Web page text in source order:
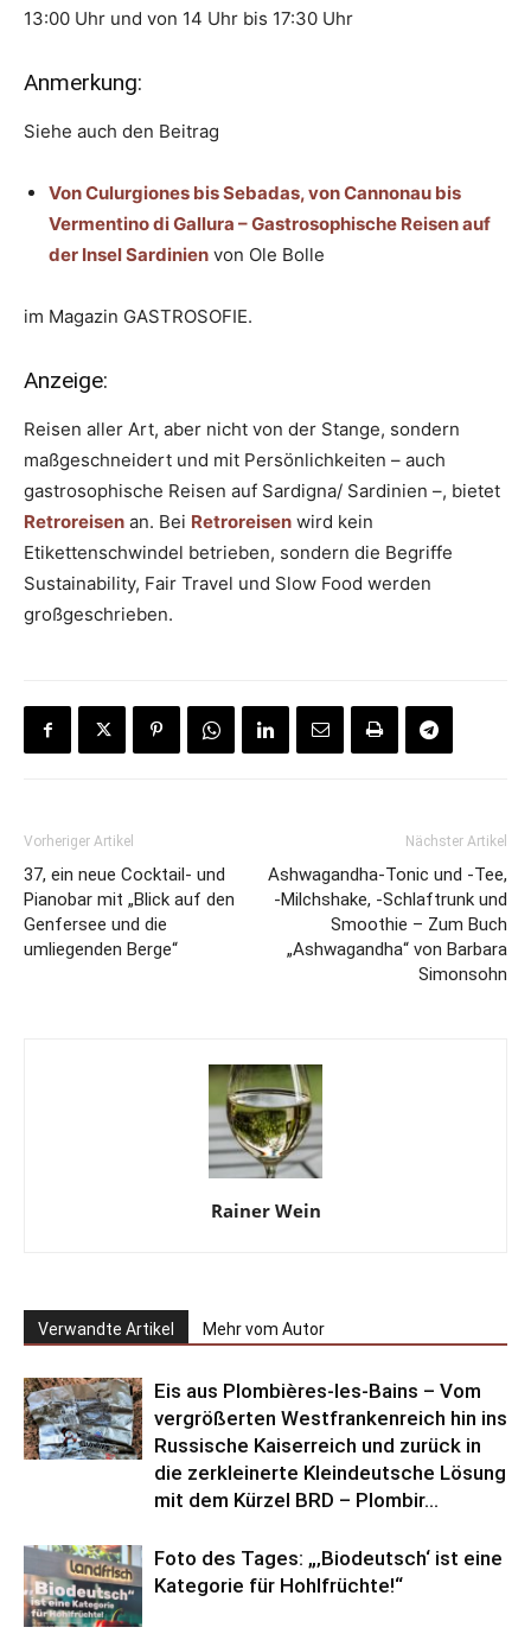
13:00 Uhr und von 14 Uhr bis 17:30 Uhr
Anmerkung:
Siehe auch den Beitrag
Von Culurgiones bis Sebadas, von Cannonau bis
Vermentino di Gallura – Gastrosophische Reisen auf
der Insel Sardinien von Ole Bolle
im Magazin GASTROSOFIE.
Anzeige:
Reisen aller Art, aber nicht von der Stange, sondern
maßgeschneidert und mit Persönlichkeiten – auch
gastrosophische Reisen auf Sardigna/ Sardinien –, bietet
Retroreisen an. Bei Retroreisen wird kein
Etikettenschwindel betrieben, sondern die Begriffe
Sustainability, Fair Travel und Slow Food werden
großgeschrieben.
Vorheriger Artikel
37, ein neue Cocktail- und
Pianobar mit „Blick auf den
Genfersee und die
umliegenden Berge“
Nächster Artikel
Ashwagandha-Tonic und -Tee,
-Milchshake, -Schlaftrunk und
Smoothie – Zum Buch
„Ashwagandha“ von Barbara
Simonsohn
Rainer Wein
Verwandte Artikel Mehr vom Autor
Eis aus Plombières-les-Bains – Vom
vergrößerten Westfrankenreich hin ins
Russische Kaiserreich und zurück in
die zerkleinerte Kleindeutsche Lösung
mit dem Kürzel BRD – Plombir...
Foto des Tages: „‚Biodeutsch‘ ist eine
Kategorie für Hohlfrüchte!“